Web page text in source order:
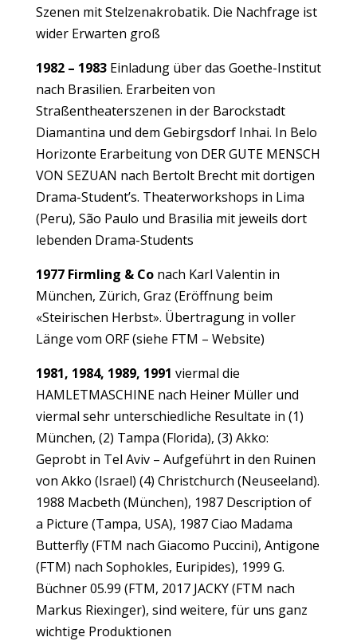
Szenen mit Stelzenakrobatik. Die Nachfrage ist
wider Erwarten groß
1982 – 1983Einladung über das Goethe-Institut
nach Brasilien. Erarbeiten von
Straßentheaterszenen in der Barockstadt
Diamantina und dem Gebirgsdorf Inhai. In Belo
Horizonte Erarbeitung von DER GUTE MENSCH
VON SEZUAN nach Bertolt Brecht mit dortigen
Drama-Student’s. Theaterworkshops in Lima
(Peru), São Paulo und Brasilia mit jeweils dort
lebenden Drama-Students
1977 Firmling & Co nach Karl Valentin in
München, Zürich, Graz (Eröffnung beim
«Steirischen Herbst». Übertragung in voller
Länge vom ORF (siehe FTM – Website)
1981, 1984, 1989, 1991 viermal die
HAMLETMASCHINE nach Heiner Müller und
viermal sehr unterschiedliche Resultate in (1)
München, (2) Tampa (Florida), (3) Akko:
Geprobt in Tel Aviv – Aufgeführt in den Ruinen
von Akko (Israel) (4) Christchurch (Neuseeland).
1988 Macbeth (München), 1987 Description of
a Picture (Tampa, USA), 1987 Ciao Madama
Butterfly (FTM nach Giacomo Puccini), Antigone
(FTM) nach Sophokles, Euripides), 1999 G.
Büchner 05.99 (FTM, 2017 JACKY (FTM nach
Markus Riexinger), sind weitere, für uns ganz
wichtige Produktionen